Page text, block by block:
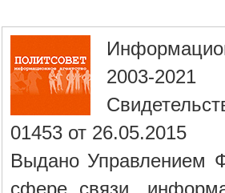
2003-2021
01453 от 26.05.2015
Выдано Управлением